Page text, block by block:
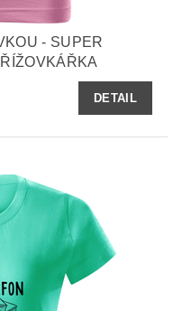
- SUPER
DETAIL